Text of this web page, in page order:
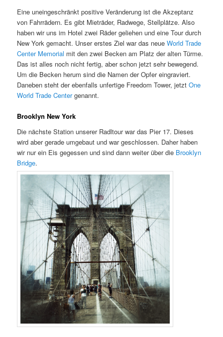
Eine uneingeschränkt positive Veränderung ist die Akzeptanz
von Fahrrädern. Es gibt Mieträder, Radwege, Stellplätze. Also
haben wir uns im Hotel zwei Räder geliehen und eine Tour durch
New York gemacht. Unser erstes Ziel war das neueWorld Trade
Center Memorial mit den zwei Becken am Platz der alten Türme.
Das ist alles noch nicht fertig, aber schon jetzt sehr bewegend.
Um die Becken herum sind die Namen der Opfer eingraviert.
Daneben steht der ebenfalls unfertige Freedom Tower, jetztOne
World Trade Centergenannt.
Brooklyn New York
Die nächste Station unserer Radltour war das Pier 17. Dieses
wird aber gerade umgebaut und war geschlossen. Daher haben
wir nur ein Eis gegessen und sind dann weiter über die Brooklyn
Bridge.